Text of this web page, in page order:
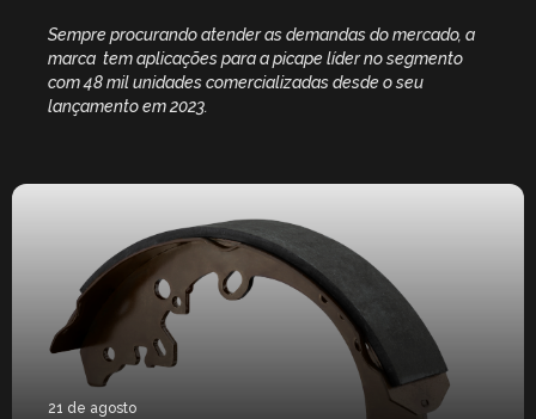
Sempre procurando atender as demandas do mercado, a
marca tem aplicações para a picape líder no segmento
com 48 mil unidades comercializadas desde o seu
lançamento em 2023.
21 de agosto